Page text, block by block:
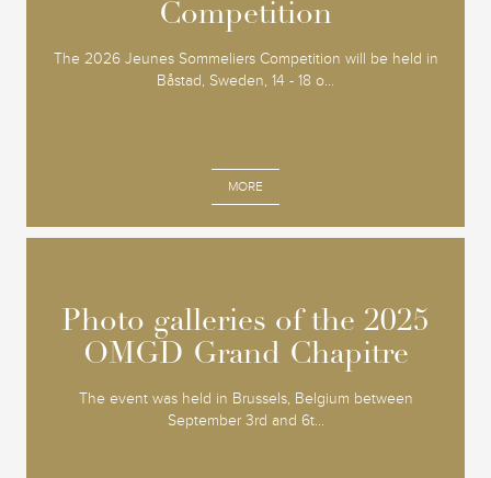
Competition
The 2026 Jeunes Sommeliers Competition will be held in
Båstad, Sweden, 14 - 18 o...
MORE
Competition
Photo galleries of the 2025
OMGD Grand Chapitre
The event was held in Brussels, Belgium between
September 3rd and 6t...
Photo galleries of the 2025
OMGD Grand Chapitre